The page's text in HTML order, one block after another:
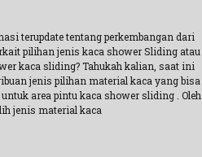
terupdate tentang perkembangan dari
pilihan jenis kaca shower Sliding atau
kaca sliding? Tahukah kalian, saat ini
jenis pilihan material kaca yang bisa
area pintu kaca shower sliding . Oleh
jenis material kaca